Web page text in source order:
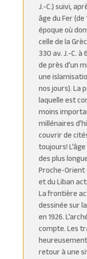
J.-C.) suivi,
âge du Fer (de
époque où
celle de la
330 av. J.-C. à
de près d’un
une
nos jours). La
laquelle est
moins
millénaires
couvrir de
toujours!
des plus
Proche-
et du Liban
La frontière
dessinée sur
en 1926.
compte. Les
retour à une